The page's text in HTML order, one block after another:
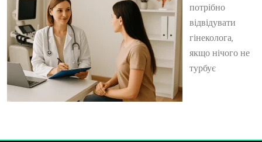
потрібно
відвідувати
гінеколога,
якщо нічого не
турбує